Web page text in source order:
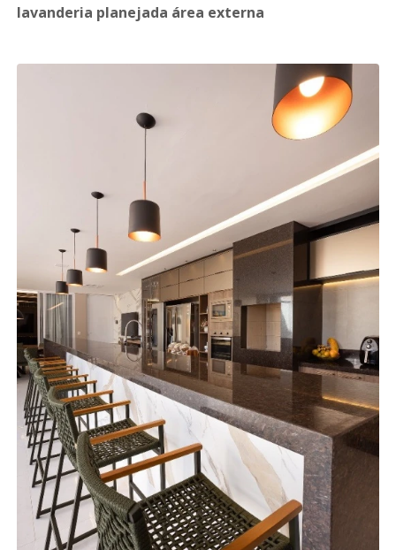
lavanderia planejada área externa